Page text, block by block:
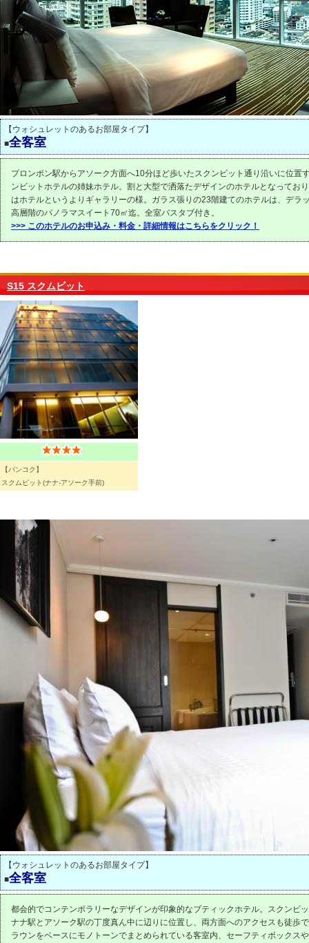
【ウォシュレットのあるお部屋タイプ】
■全客室
プロンポン駅からアソーク方面へ10分ほど歩いたスクンビット通り沿いに位置
ンビットホテルの姉妹ホテル。割と大型で洒落たデザインのホテルとなってお
はホテルというよりギャラリーの様。ガラス張りの23階建てのホテルは、デラ
高層階のパノラマスイート70㎡迄。全室バスタブ付き。
>>> このホテルのお申込み・料金・詳細情報はこちらをクリック！
S15 スクムビット
【バンコク】
スクムビット(ナナ-アソーク手前)
【ウォシュレットのあるお部屋タイプ】
■全客室
都会的でコンテンポラリーなデザインが印象的なブティックホテル。スクンビ
ナナ駅とアソーク駅の丁度真ん中に辺りに位置し、両方面へのアクセスも徒歩
ラウンをベースにモノトーンでまとめられている客室内、セーフティボックス